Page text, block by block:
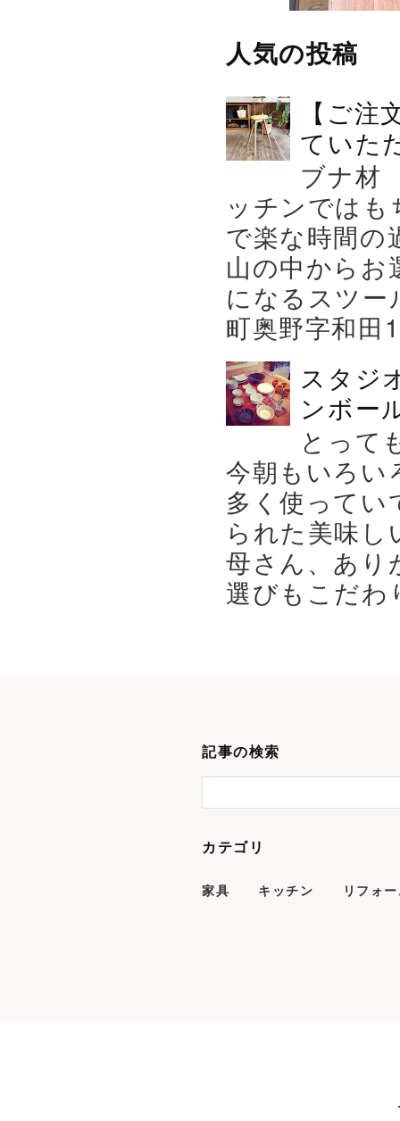
人気の投稿
【ご
ていた
ブナ材
ッチンでは
で楽な時間の
山の中から
になるスツー
町奥野字和
スタジ
ンボー
とって
今朝もいろい
多く使ってい
られた美味
母さん、あり
選びもこだ
記事の検索
カテゴリ
家具 キッチン リフォ